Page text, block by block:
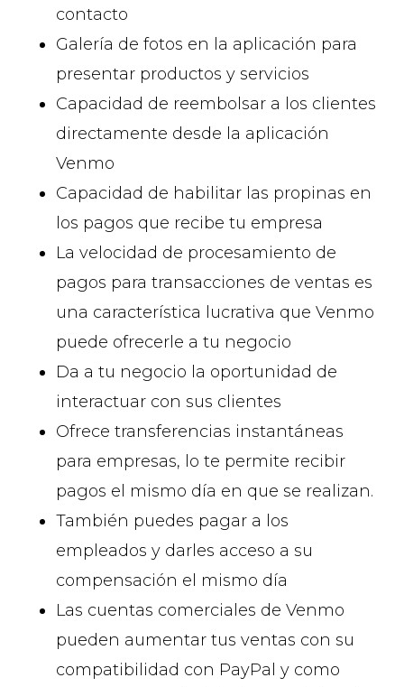
contacto
Galería de fotos en la aplicación para
presentar productos y servicios
Capacidad de reembolsar a los clientes
directamente desde la aplicación
Venmo
Capacidad de habilitar las propinas en
los pagos que recibe tu empresa
La velocidad de procesamiento de
pagos para transacciones de ventas es
una característica lucrativa que Venmo
puede ofrecerle a tu negocio
Da a tu negocio la oportunidad de
interactuar con sus clientes
Ofrece transferencias instantáneas
para empresas, lo te permite recibir
pagos el mismo día en que se realizan.
También puedes pagar a los
empleados y darles acceso a su
compensación el mismo día
Las cuentas comerciales de Venmo
pueden aumentar tus ventas con su
compatibilidad con PayPal y como